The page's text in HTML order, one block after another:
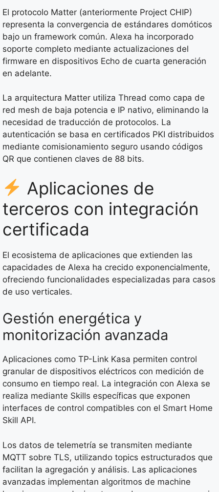
El protocolo Matter (anteriormente Project CHIP)
representa la convergencia de estándares domóticos
bajo un framework común. Alexa ha incorporado
soporte completo mediante actualizaciones del
firmware en dispositivos Echo de cuarta generación
en adelante.
La arquitectura Matter utiliza Thread como capa de
red mesh de baja potencia e IP nativo, eliminando la
necesidad de traducción de protocolos. La
autenticación se basa en certificados PKI distribuidos
mediante comisionamiento seguro usando códigos
QR que contienen claves de 88 bits.
Aplicaciones de
terceros con integración
certificada
El ecosistema de aplicaciones que extienden las
capacidades de Alexa ha crecido exponencialmente,
ofreciendo funcionalidades especializadas para casos
de uso verticales.
Gestión energética y
monitorización avanzada
Aplicaciones como TP-Link Kasa permiten control
granular de dispositivos eléctricos con medición de
consumo en tiempo real. La integración con Alexa se
realiza mediante Skills específicas que exponen
interfaces de control compatibles con el Smart Home
Skill API.
Los datos de telemetría se transmiten mediante
MQTT sobre TLS, utilizando topics estructurados que
facilitan la agregación y análisis. Las aplicaciones
avanzadas implementan algoritmos de machine